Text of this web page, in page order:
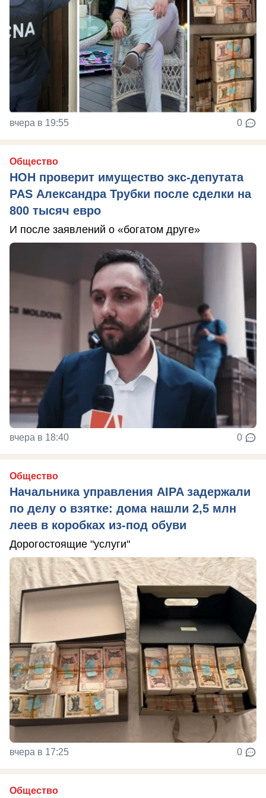
вчера в 19:55 0
Общество
НОН проверит имущество экс-депутата
PAS Александра Трубки после сделки на
800 тысяч евро
И после заявлений о «богатом друге»
вчера в 18:40 0
Общество
Начальника управления AIPA задержали
по делу о взятке: дома нашли 2,5 млн
леев в коробках из-под обуви
Дорогостоящие "услуги"
вчера в 17:25 0
Общество